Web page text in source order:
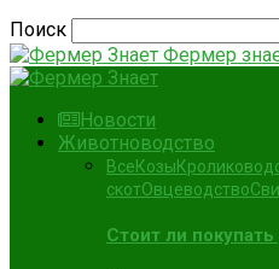
Поиск
Фермер
Новости
Животноводство
ВсеКозы
скотОвцеводство
Стоит ли